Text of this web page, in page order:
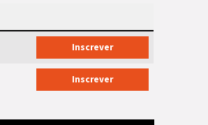
Inscrever
Inscrever